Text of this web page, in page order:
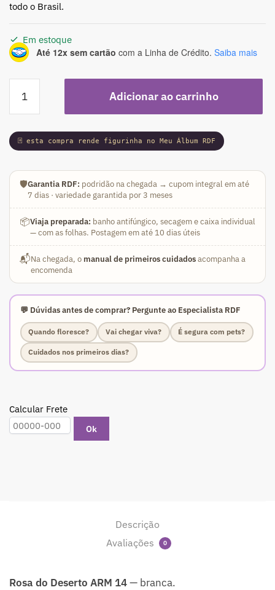
todo o Brasil.
Em estoque
Até 12x sem cartão com a Linha de Crédito. Saiba mais
Rosa
do
Deserto
14
(Branca
quantidade
Adicionar ao carrinho
🃏 esta compra rende figurinha no Meu Álbum RDF
🛡️Garantia RDF: podridão na chegada → cupom integral em até
7 dias · variedade garantida por 3 meses
📦Viaja preparada: banho antifúngico, secagem e caixa individual
— com as folhas. Postagem em até 10 dias úteis
📬Na chegada, o manual de primeiros cuidadosacompanha a
encomenda
💬 Dúvidas antes de comprar? Pergunte ao Especialista RDF
Quando floresce? Vai chegar viva? É segura com pets?
Cuidados nos primeiros dias?
Calcular Frete
Ok
Descrição
Avaliações
0
Rosa do Deserto ARM 14— branca.